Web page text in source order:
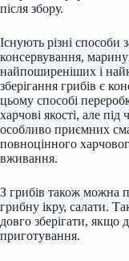
після збору.
Існують різні способи
консервування,
найпоширеніших і
зберігання грибів є
цьому способі
харчові якості, але
особливо приємних
повноцінного
вживання.
З грибів також можна
грибну ікру, салати.
довго зберігати, якщо
приготування.